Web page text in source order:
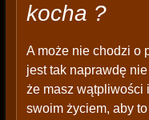
kocha ?
A może nie chodzi o
jest tak naprawdę
że masz wątpliwości
swoim życiem, aby